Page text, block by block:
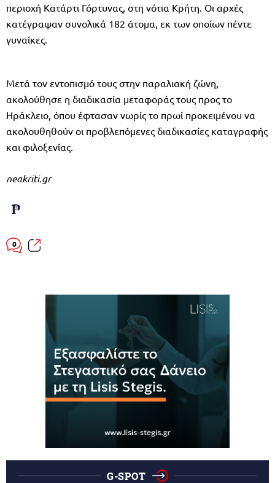
περιοχή Κατάρτι Γόρτυνας, στη νότια Κρήτη. Οι αρχές
κατέγραψαν συνολικά 182 άτομα, εκ των οποίων πέντε
γυναίκες.
Μετά τον εντοπισμό τους στην παραλιακή ζώνη,
ακολούθησε η διαδικασία μεταφοράς τους προς το
Ηράκλειο, όπου έφτασαν νωρίς το πρωί προκειμένου να
ακολουθηθούν οι προβλεπόμενες διαδικασίες καταγραφής
και φιλοξενίας.
neakriti.gr
0
G-SPOT